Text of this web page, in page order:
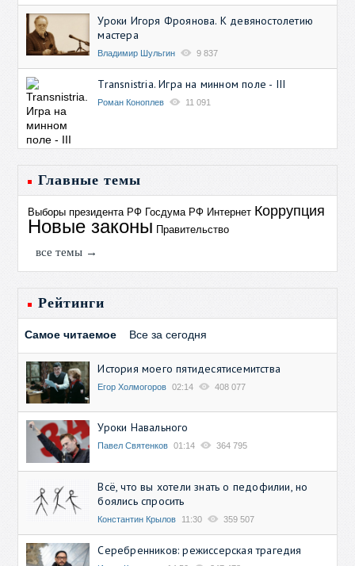
Уроки Игоря Фроянова. К девяностолетию
мастера
Владимир Шульгин 9 837
Transnistria. Игра на минном поле - III
Роман Коноплев 11 091
Главные темы
Выборы президента РФ Госдума РФ Интернет Коррупция
Новые законы Правительство
все темы →
Рейтинги
Самое читаемое Все за сегодня
История моего пятидесятисемитства
Егор Холмогоров 02:14 408 077
Уроки Навального
Павел Святенков 01:14 364 795
Всё, что вы хотели знать о педофилии, но
боялись спросить
Константин Крылов 11:30 359 507
Серебренников: режиссерская трагедия